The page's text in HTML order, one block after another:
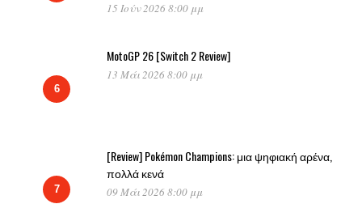
15 Ιούν 2026 8:00 μμ
6
MotoGP 26 [Switch 2 Review]
13 Μάι 2026 8:00 μμ
7
[Review] Pokémon Champions: μια ψηφιακή αρένα,
πολλά κενά
09 Μάι 2026 8:00 μμ